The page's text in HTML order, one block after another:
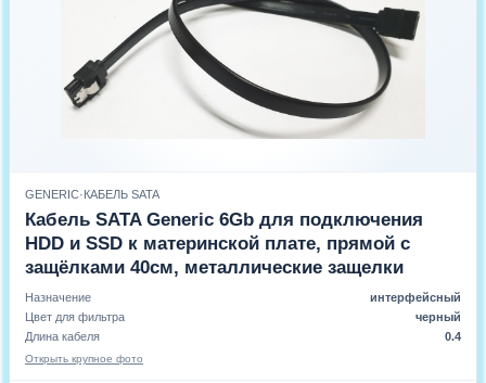
GENERIC·КАБЕЛЬ SATA
Кабель SATA Generic 6Gb для подключения
HDD и SSD к материнской плате, прямой с
защёлками 40см, металлические защелки
Назначение
интерфейсный
Цвет для фильтра
черный
Длина кабеля
0.4
Открыть крупное фото